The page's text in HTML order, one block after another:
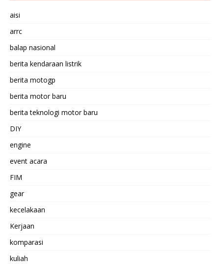
aisi
arrc
balap nasional
berita kendaraan listrik
berita motogp
berita motor baru
berita teknologi motor baru
DIY
engine
event acara
FIM
gear
kecelakaan
Kerjaan
komparasi
kuliah